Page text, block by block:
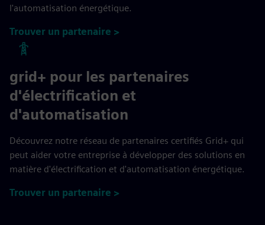
l'automatisation énergétique.
Trouver un partenaire >
grid+ pour les partenaires
d'électrification et
d'automatisation
Découvrez notre réseau de partenaires certifiés Grid+ qui
peut aider votre entreprise à développer des solutions en
matière d'électrification et d'automatisation énergétique.
Trouver un partenaire >